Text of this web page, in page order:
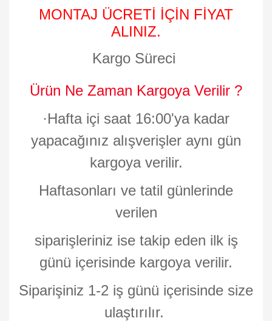
MONTAJ ÜCRETİ İÇİN FİYAT
ALINIZ.
Kargo Süreci
Ürün Ne Zaman Kargoya Verilir ?
·Hafta içi saat 16:00'ya kadar
yapacağınız alışverişler aynı gün
kargoya verilir.
Haftasonları ve tatil günlerinde
verilen
siparişleriniz ise takip eden ilk iş
günü içerisinde kargoya verilir.
Siparişiniz 1-2 iş günü içerisinde size
ulaştırılır.